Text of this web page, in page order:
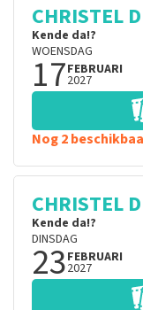
CHRISTEL
Kende da!?
WOENSDAG
17FEBRUARI
2027
Nog 2
CHRISTEL
Kende da!?
DINSDAG
23FEBRUARI
2027